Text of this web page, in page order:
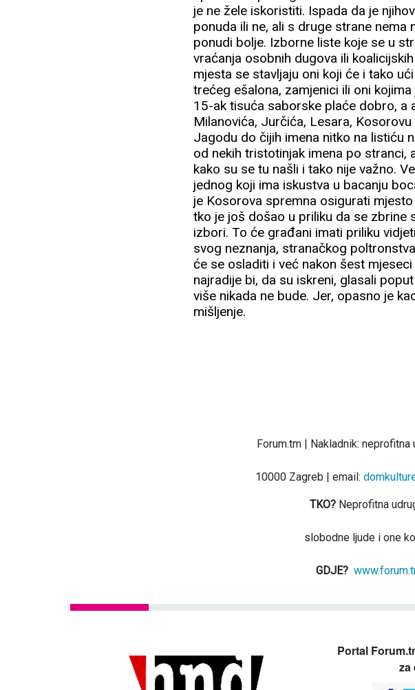
je ne žele iskoristiti. Ispada da je
ponuda ili ne, ali s druge strane
ponudi bolje. Izborne liste koje se u
vraćanja osobnih dugova ili
mjesta se stavljaju oni koji će i tako
trećeg ešalona, zamjenici ili oni
15-ak tisuća saborske plaće dobro, a
Milanovića, Jurčića, Lesara,
Jagodu do čijih imena nitko na listiću
od nekih tristotinjak imena po
kako su se tu našli i tako nije važno.
jednog koji ima iskustva u bacanju
je Kosorova spremna osigurati
tko je još došao u priliku da se zbrine
izbori. To će građani imati priliku
svog neznanja, stranačkog
će se osladiti i već nakon šest
najradije bi, da su iskreni, glasali
više nikada ne bude. Jer, opasno je
mišljenje.
Forum.tm | Nakladnik:
10000 Zagreb | email:
TKO? Neprofitna
slobodne ljude i one
GDJE?
Portal
za